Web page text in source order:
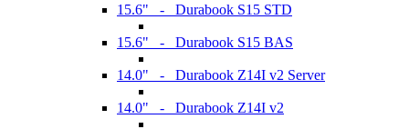
15.6" - Durabook S15 STD
15.6" - Durabook S15 BAS
14.0" - Durabook Z14I v2 Server
14.0" - Durabook Z14I v2